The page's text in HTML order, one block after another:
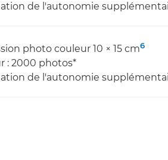
de l'autonomie
photo couleur 10 × 15 cm6
: 2000 photos*
de l'autonomie